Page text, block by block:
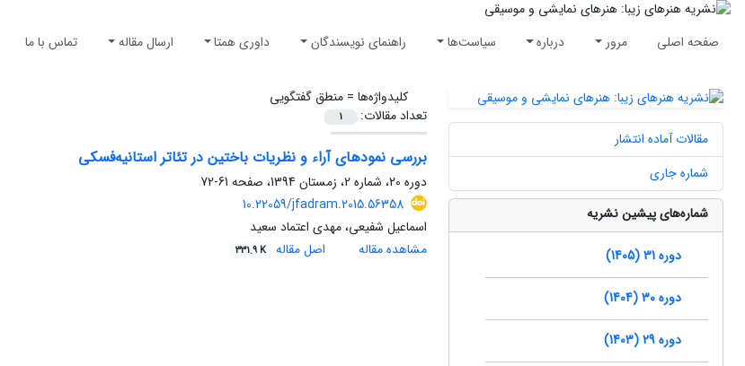
صفحه اصلی مرور درباره سیاست‌ها راهنمای نویسندگان داوری همتا ارسال مقاله تماس با ما
کلیدواژه‌ها =منطق گفتگویی
تعداد مقالات:
1
بررسی نمودهای آراء و نظریات باختین در تئاتر استانیه‌فسکی
دوره 20، شماره 2، زمستان 1394، صفحه
61-72
10.22059/jfadram.2015.56358
اسماعیل شفیعی، مهدی اعتماد سعید
مشاهده مقاله
اصل مقاله 331.9 K
مقالات آماده انتشار
شماره جاری
شماره‌های پیشین نشریه
دوره 31 (1405)
دوره 30 (1404)
دوره 29 (1403)